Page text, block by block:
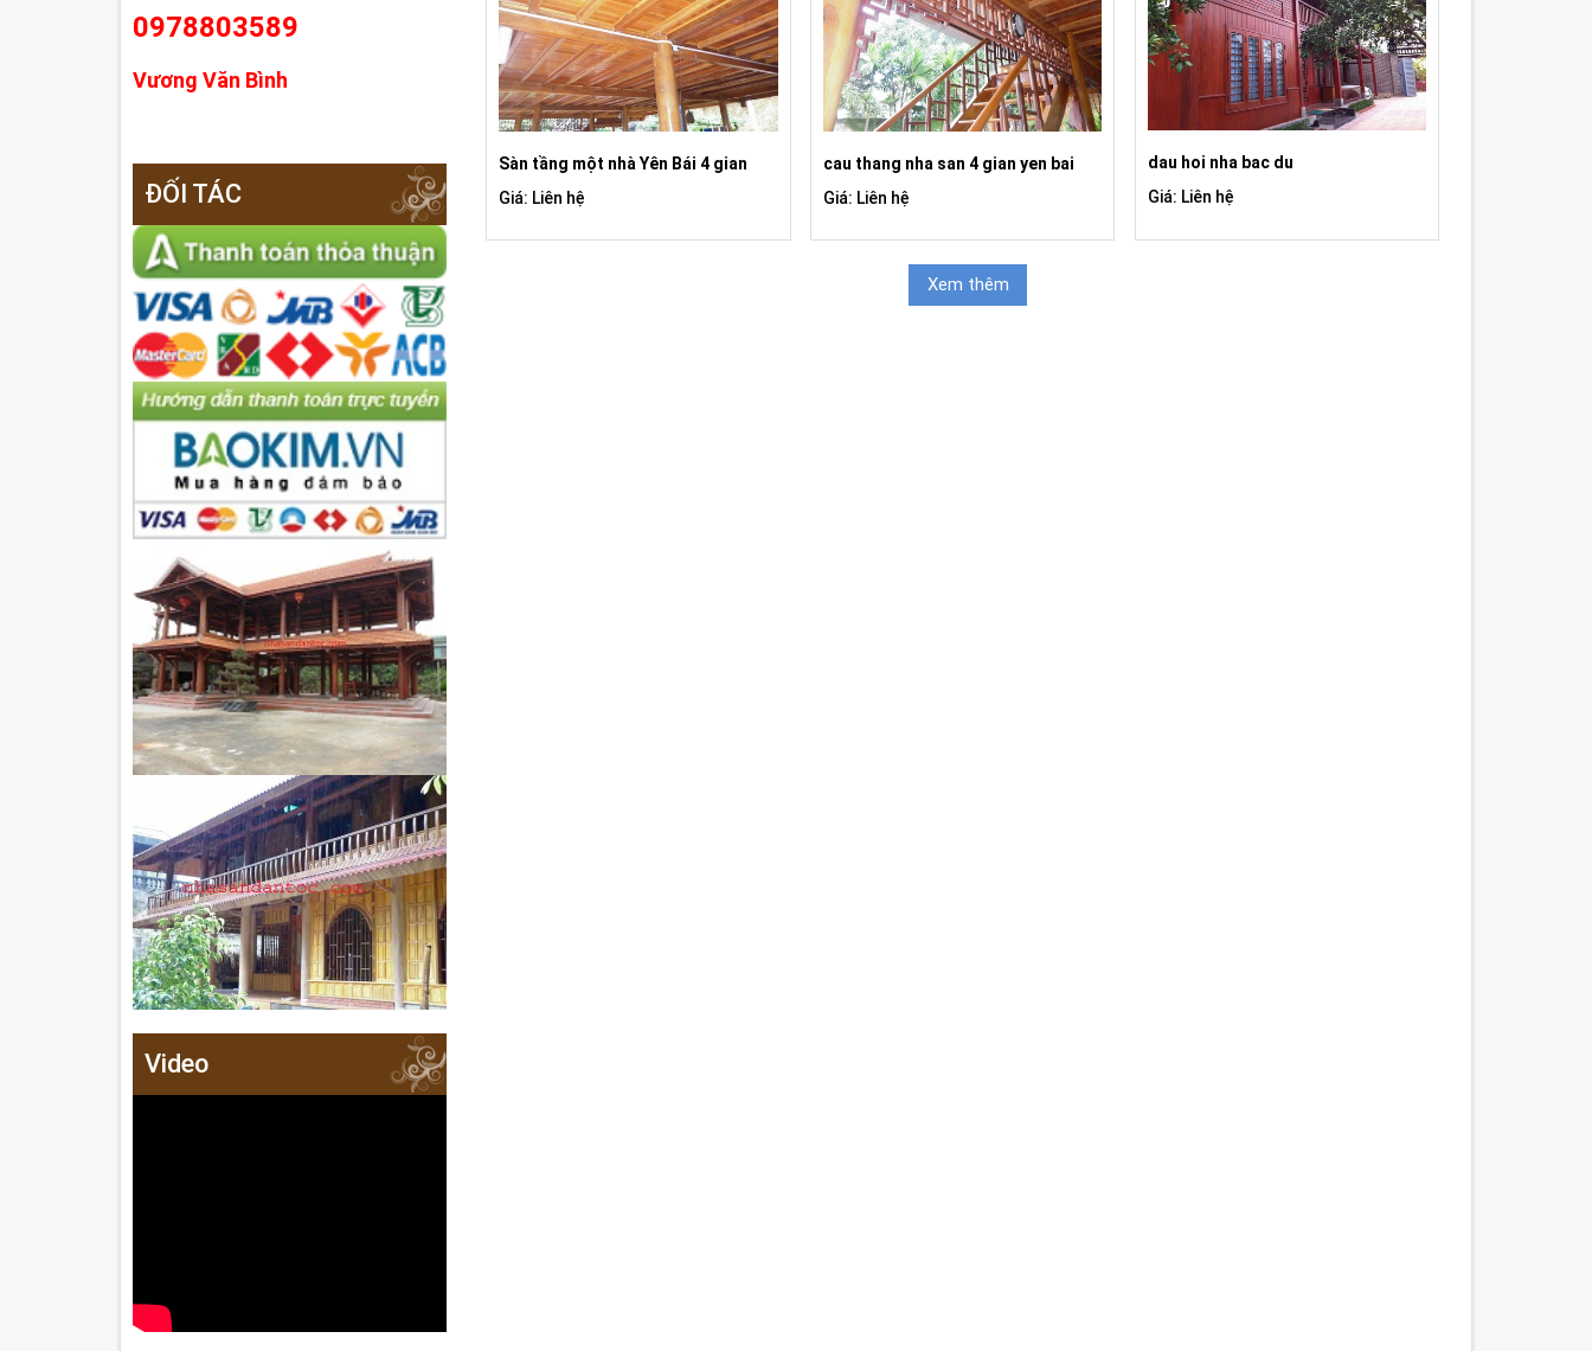
Sàn tầng một nhà Yên Bái 4 gian
Giá: Liên hệ
cau thang nha san 4 gian yen bai
Giá: Liên hệ
dau hoi nha bac du
Giá: Liên hệ
Xem thêm
0978803589
Vương Văn Bình
ĐỐI TÁC
Video